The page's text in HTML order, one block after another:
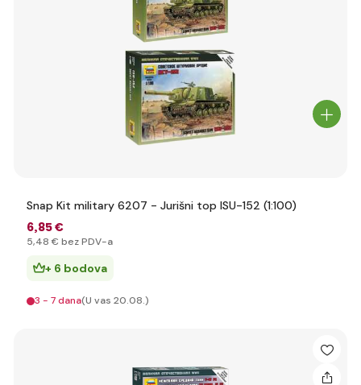
Snap Kit military 6207 - Jurišni top ISU-152 (1:100)
6,85 €
5,48 € bez PDV-a
+ 6 bodova
3 - 7 dana(U vas 20.08.)